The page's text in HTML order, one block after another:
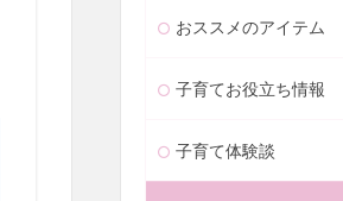
おススメのアイテム
子育てお役立ち情報
子育て体験談